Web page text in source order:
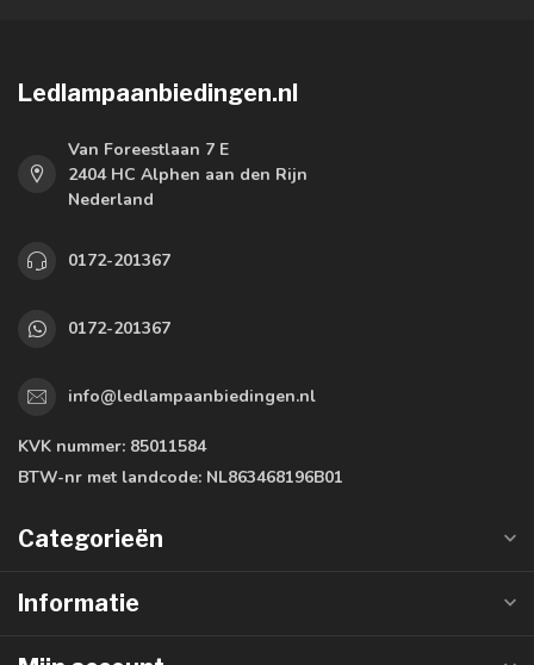
Ledlampaanbiedingen.nl
Van Foreestlaan 7 E
2404 HC Alphen aan den Rijn
Nederland
0172-201367
0172-201367
info@ledlampaanbiedingen.nl
KVK nummer: 85011584
BTW-nr met landcode: NL863468196B01
Categorieën
Informatie